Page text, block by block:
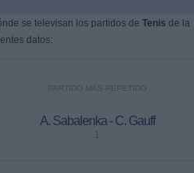
se televisan los partidos de Tenis de la
datos:
PARTIDO MÁS REPETIDO
A. Sabalenka - C. Gauff
1